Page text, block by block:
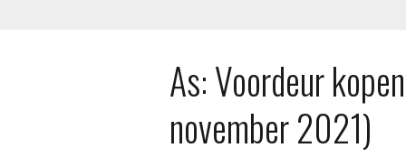
As: Voordeur
november 2021)